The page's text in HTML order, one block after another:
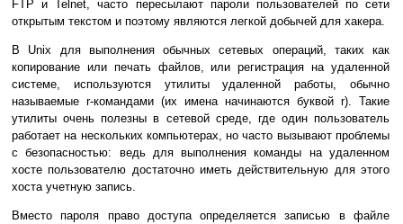
FTP и Telnet, часто пересылают пароли пользователей по сети
открытым текстом и поэтому являются легкой добычей для хакера.
В Unix для выполнения обычных сетевых операций, таких как
копирование или печать файлов, или регистрация на удаленной
системе, используются утилиты удаленной работы, обычно
называемые r-командами (их имена начинаются буквой r). Такие
утилиты очень полезны в сетевой среде, где один пользователь
работает на нескольких компьютерах, но часто вызывают проблемы
с безопасностью: ведь для выполнения команды на удаленном
хосте пользователю достаточно иметь действительную для этого
хоста учетную запись.
Вместо пароля право доступа определяется записью в файле